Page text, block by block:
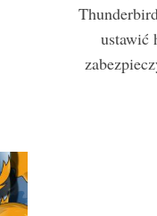
ustawić